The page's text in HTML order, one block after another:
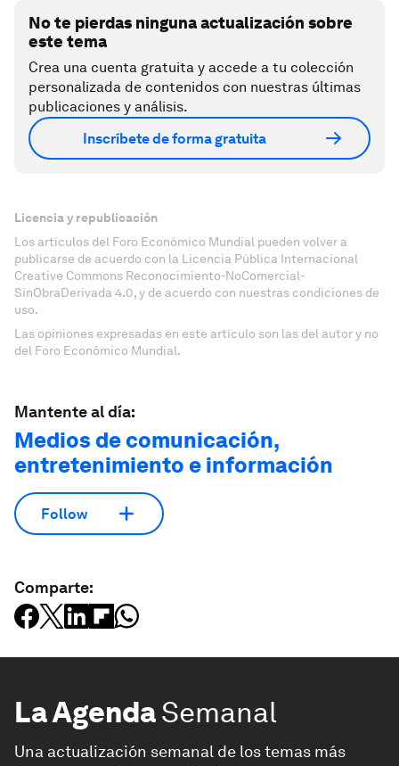
No te pierdas ninguna actualización sobre
este tema
Crea una cuenta gratuita y accede a tu colección
personalizada de contenidos con nuestras últimas
publicaciones y análisis.
Inscríbete de forma gratuita
Licencia y republicación
Los artículos del Foro Económico Mundial pueden volver a
publicarse de acuerdo con la Licencia Pública Internacional
Creative Commons Reconocimiento-NoComercial-
SinObraDerivada 4.0, y de acuerdo con nuestras condiciones de
uso.
Las opiniones expresadas en este artículo son las del autor y no
del Foro Económico Mundial.
Mantente al día:
Medios de comunicación,
entretenimiento e información
Follow
Comparte:
La AgendaSemanal
Una actualización semanal de los temas más